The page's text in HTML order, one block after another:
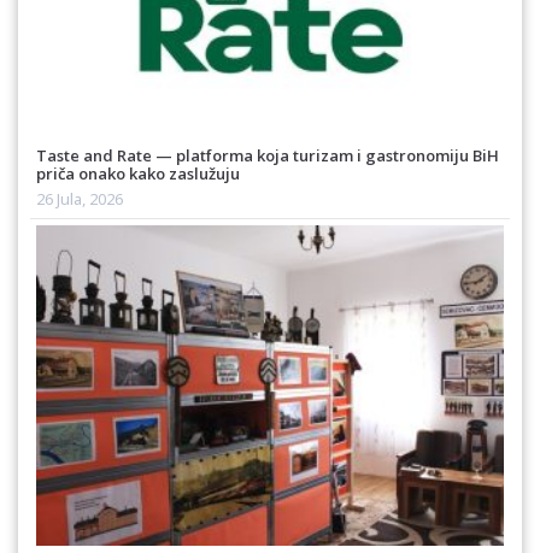
Taste and Rate — platforma koja turizam i gastronomiju BiH
priča onako kako zaslužuju
26 Jula, 2026